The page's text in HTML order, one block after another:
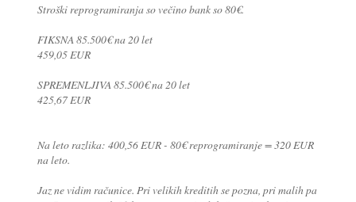
Stroški reprogramiranja so večino bank so 80€.
FIKSNA 85.500€ na 20 let
459,05 EUR
SPREMENLJIVA 85.500€ na 20 let
425,67 EUR
Na leto razlika: 400,56 EUR - 80€ reprogramiranje = 320 EUR
na leto.
Jaz ne vidim računice. Pri velikih kreditih se pozna, pri malih pa